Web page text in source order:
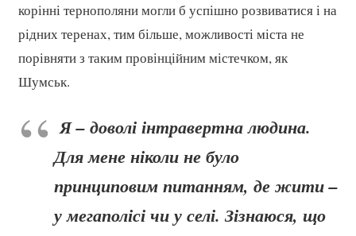
корінні тернополяни могли б успішно розвиватися і на
рідних теренах, тим більше, можливості міста не
порівняти з таким провінційним містечком, як
Шумськ.
Я – доволі інтравертна людина.
Для мене ніколи не було
принциповим питанням, де жити –
у мегаполісі чи у селі. Зізнаюся, що